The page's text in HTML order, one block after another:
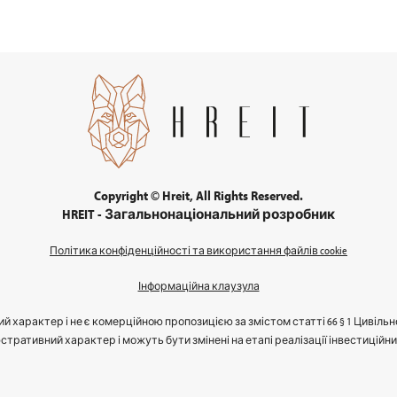
Copyright © Hreit, All Rights Reserved.
HREIT - Загальнонаціональний розробник
Політика конфіденційності та використання файлів cookie
Інформаційна клаузула
характер і не є комерційною пропозицією за змістом статті 66 § 1
характер і можуть бути змінені на етапі реалізації